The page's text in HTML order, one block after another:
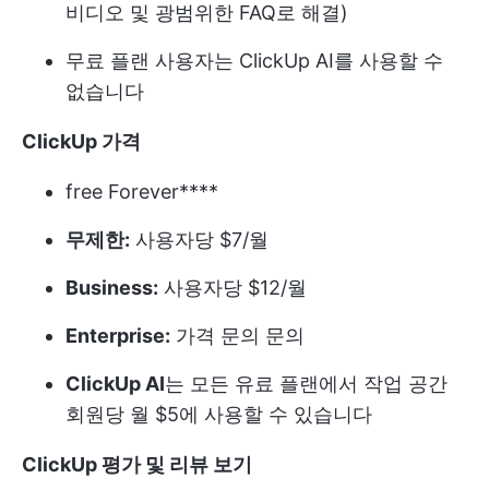
비디오 및 광범위한 FAQ로 해결)
무료 플랜 사용자는 ClickUp AI를 사용할 수
없습니다
ClickUp 가격
free Forever****
무제한: 사용자당 $7/월
Business: 사용자당 $12/월
Enterprise: 가격 문의 문의
ClickUp AI는 모든 유료 플랜에서 작업 공간
회원당 월 $5에 사용할 수 있습니다
ClickUp 평가 및 리뷰 보기